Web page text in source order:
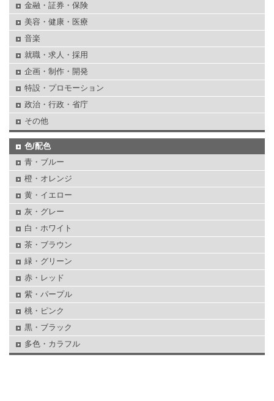
金融・証券・保険
美容・健康・医療
音楽
就職・求人・採用
企画・制作・開発
特設・プロモーション
政治・行政・省庁
その他
色/配色
青・ブルー
橙・オレンジ
黄・イエロー
灰・グレー
白・ホワイト
茶・ブラウン
緑・グリーン
赤・レッド
紫・パープル
桃・ピンク
黒・ブラック
多色・カラフル